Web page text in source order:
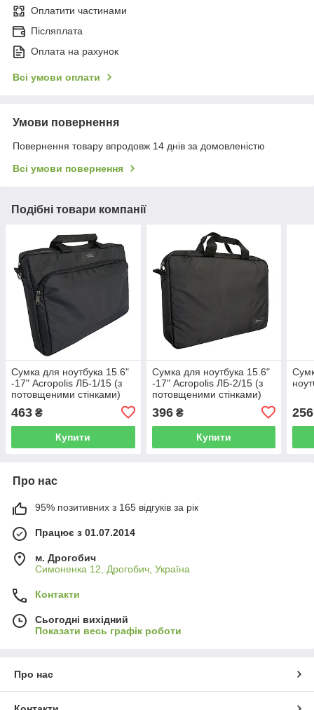
Оплатити частинами
Післяплата
Оплата на рахунок
Всі умови оплати
Умови повернення
Повернення товару впродовж 14 днів за домовленістю
Всі умови повернення
Подібні товари компанії
Сумка для ноутбука 15.6"
-17" Acropolis ЛБ-1/15 (з
потовщеними стінками)
463 ₴
Купити
Сумка для ноутбука 15.6"
-17" Acropolis ЛБ-2/15 (з
потовщеними стінками)
396₴
Купити
256
Про нас
95% позитивних з 165 відгуків за рік
Працює з 01.07.2014
м. Дрогобич
Симоненка 12, Дрогобич, Україна
Контакти
Сьогодні вихідний
Показати весь графік роботи
Про нас